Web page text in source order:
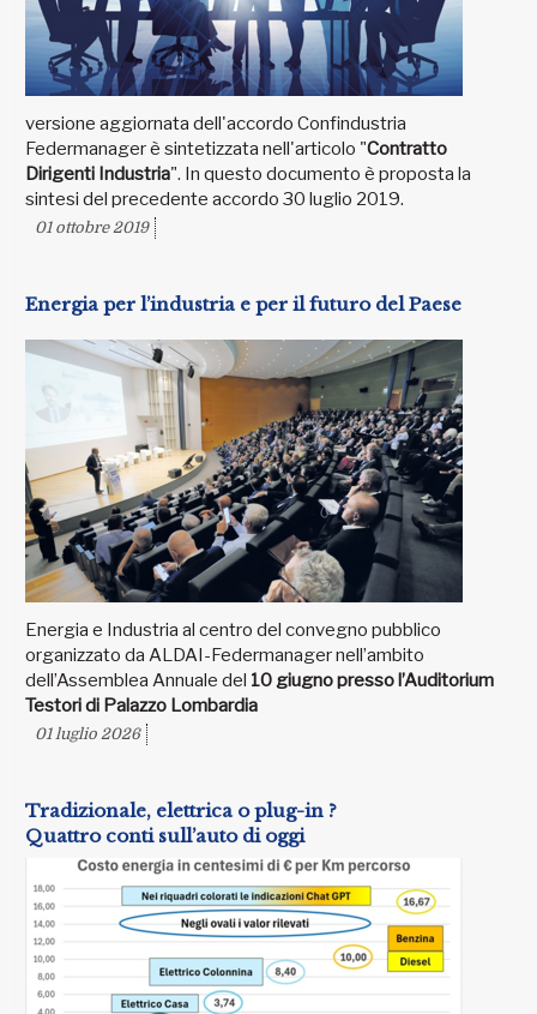
versione aggiornata dell'accordo Confindustria
Federmanager è sintetizzata nell'articolo "Contratto
Dirigenti Industria". In questo documento è proposta la
sintesi del precedente accordo 30 luglio 2019.
01 ottobre 2019
Energia per l’industria e per il futuro del Paese
Energia e Industria al centro del convegno pubblico
organizzato da ALDAI-Federmanager nell’ambito
dell’Assemblea Annuale del 10 giugno presso l’Auditorium
Testori di Palazzo Lombardia
01 luglio 2026
Tradizionale, elettrica o plug-in ?
Quattro conti sull’auto di oggi